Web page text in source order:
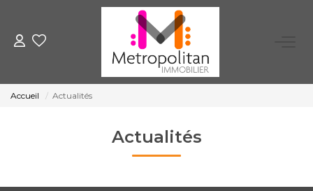
EXPERTISER
LOUER
Accueil Actualités
Actualités